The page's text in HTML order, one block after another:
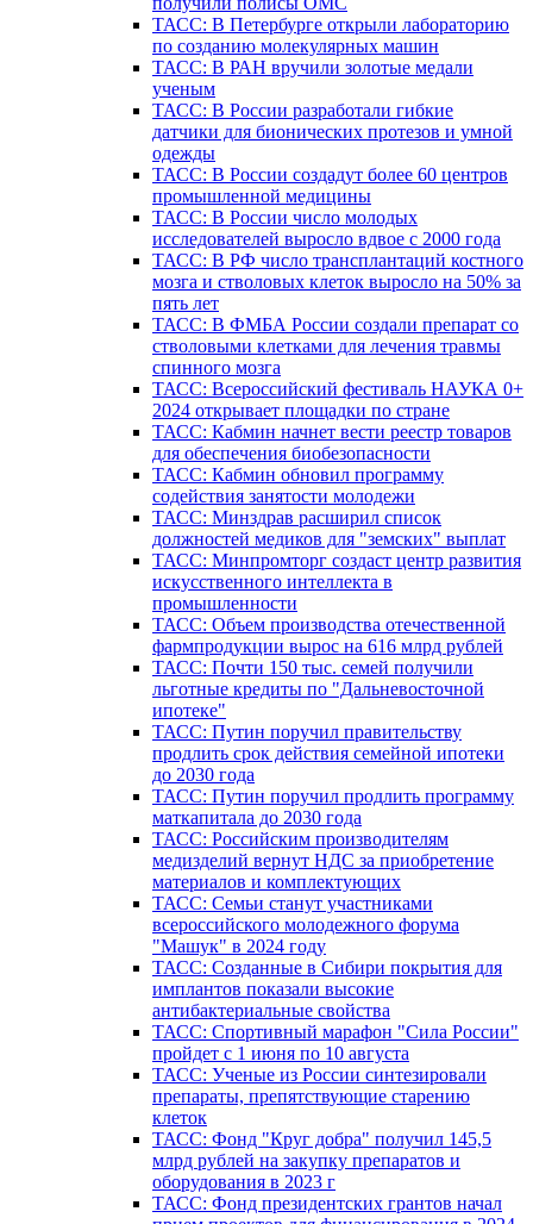
ТАСС: В Петербурге открыли лабораторию
по созданию молекулярных машин
ТАСС: В РАН вручили золотые медали
ученым
ТАСС: В России разработали гибкие
датчики для бионических протезов и умной
одежды
ТАСС: В России создадут более 60 центров
промышленной медицины
ТАСС: В России число молодых
исследователей выросло вдвое с 2000 года
ТАСС: В РФ число трансплантаций костного
мозга и стволовых клеток выросло на 50% за
пять лет
ТАСС: В ФМБА России создали препарат со
стволовыми клетками для лечения травмы
спинного мозга
ТАСС: Всероссийский фестиваль НАУКА 0+
2024 открывает площадки по стране
ТАСС: Кабмин начнет вести реестр товаров
для обеспечения биобезопасности
ТАСС: Кабмин обновил программу
содействия занятости молодежи
ТАСС: Минздрав расширил список
должностей медиков для "земских" выплат
ТАСС: Минпромторг создаст центр развития
искусственного интеллекта в
промышленности
ТАСС: Объем производства отечественной
фармпродукции вырос на 616 млрд рублей
ТАСС: Почти 150 тыс. семей получили
льготные кредиты по "Дальневосточной
ипотеке"
ТАСС: Путин поручил правительству
продлить срок действия семейной ипотеки
до 2030 года
ТАСС: Путин поручил продлить программу
маткапитала до 2030 года
ТАСС: Российским производителям
медизделий вернут НДС за приобретение
материалов и комплектующих
ТАСС: Семьи станут участниками
всероссийского молодежного форума
"Машук" в 2024 году
ТАСС: Созданные в Сибири покрытия для
имплантов показали высокие
антибактериальные свойства
ТАСС: Спортивный марафон "Сила России"
пройдет с 1 июня по 10 августа
ТАСС: Ученые из России синтезировали
препараты, препятствующие старению
клеток
ТАСС: Фонд "Круг добра" получил 145,5
млрд рублей на закупку препаратов и
оборудования в 2023 г
ТАСС: Фонд президентских грантов начал